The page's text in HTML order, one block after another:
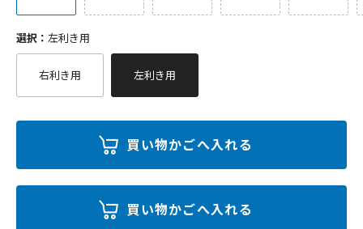
選択： 左利き用
右利き用 左利き用